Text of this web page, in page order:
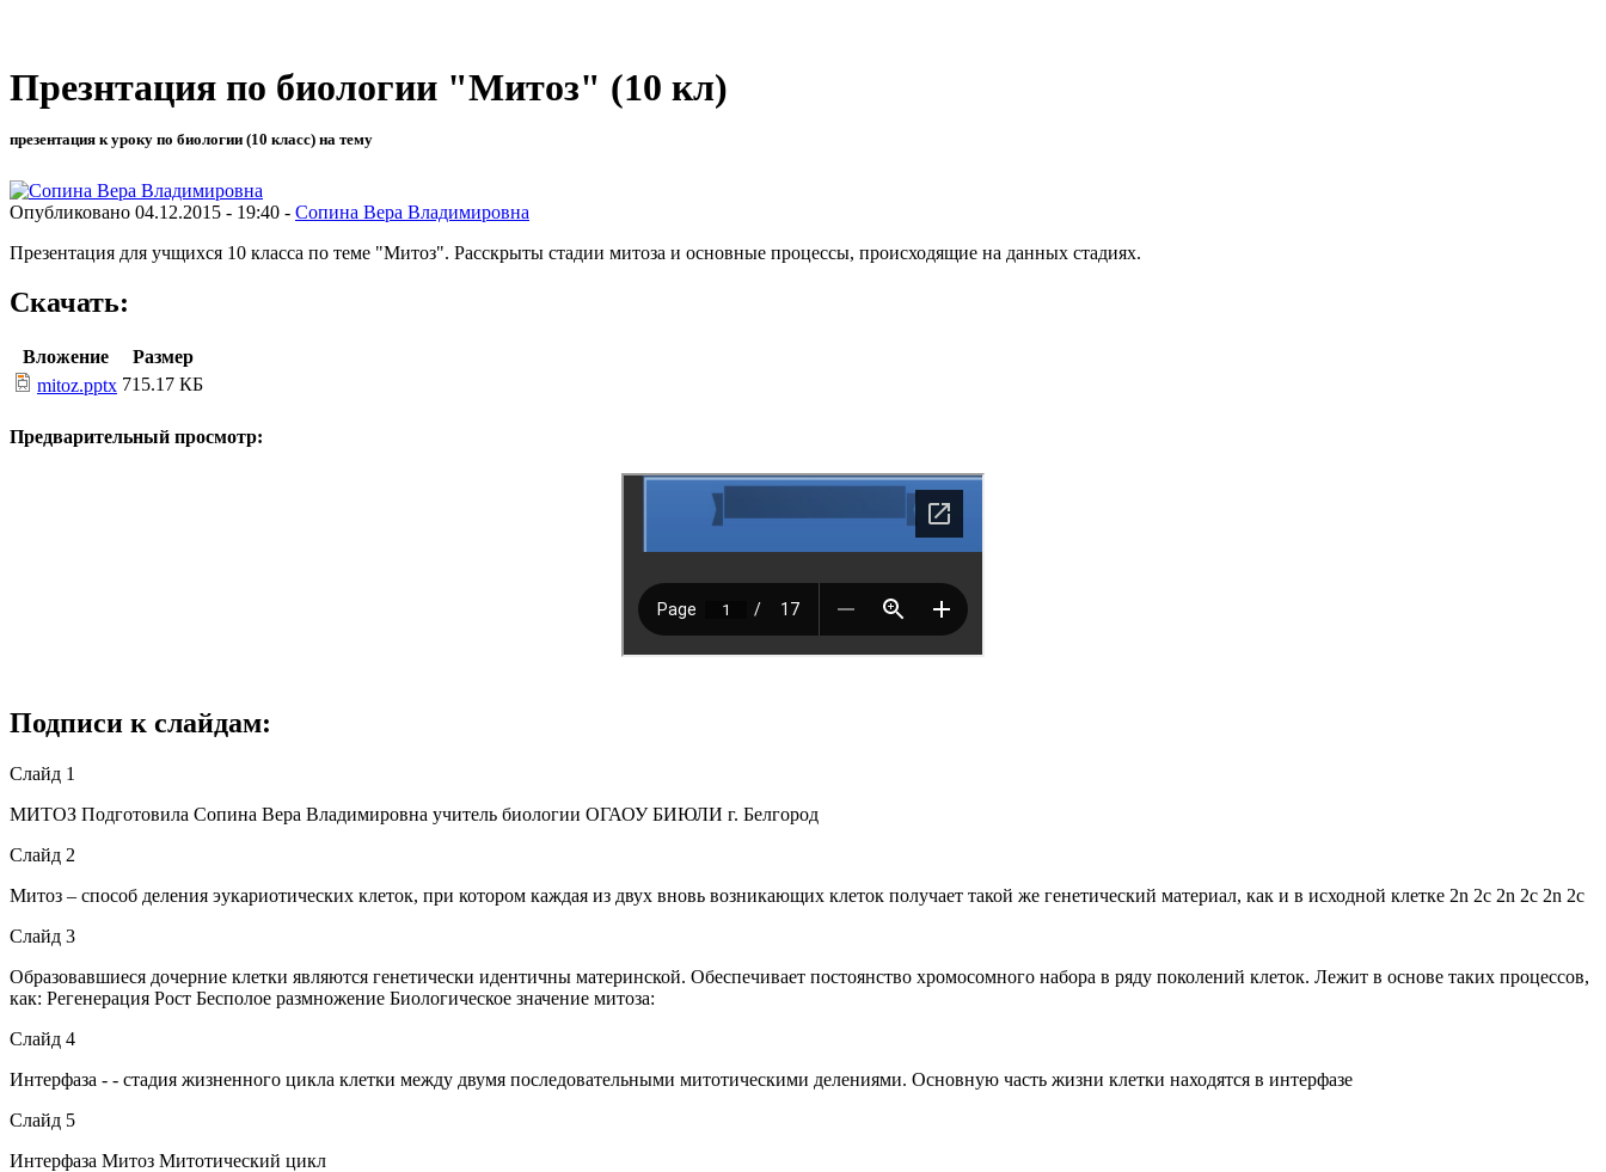
Презнтация по биологии "Митоз" (10 кл)
презентация к уроку по биологии (10 класс) на тему
Опубликовано 04.12.2015 - 19:40 - Сопина Вера Владимировна
Презентация для учщихся 10 класса по теме "Митоз". Расскрыты стадии митоза и основные процессы, происходящие на данных стадиях.
Скачать:
Вложение
Размер
mitoz.pptx 715.17 КБ
Предварительный просмотр:
Подписи к слайдам:
Слайд 1
МИТОЗ Подготовила Сопина Вера Владимировна учитель биологии ОГАОУ БИЮЛИ г. Белгород
Слайд 2
Митоз – способ деления эукариотических клеток, при котором каждая из двух вновь возникающих клеток получает такой же генетический материал, как и в исходной клетке 2n 2c 2n 2c 2n 2c
Слайд 3
Образовавшиеся дочерние клетки являются генетически идентичны материнской. Обеспечивает постоянство хромосомного набора в ряду поколений клеток. Лежит в основе таких процессов,
как: Регенерация Рост Бесполое размножение Биологическое значение митоза:
Слайд 4
Интерфаза - - стадия жизненного цикла клетки между двумя последовательными митотическими делениями. Основную часть жизни клетки находятся в интерфазе
Слайд 5
Интерфаза Митоз Митотический цикл